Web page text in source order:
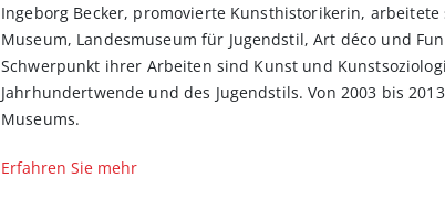
Ingeborg Becker, promovierte Kunsthistorikerin, arbeitete
Museum, Landesmuseum für Jugendstil, Art déco und
Schwerpunkt ihrer Arbeiten sind Kunst und
Jahrhundertwende und des Jugendstils. Von 2003 bis
Museums.
Erfahren Sie mehr